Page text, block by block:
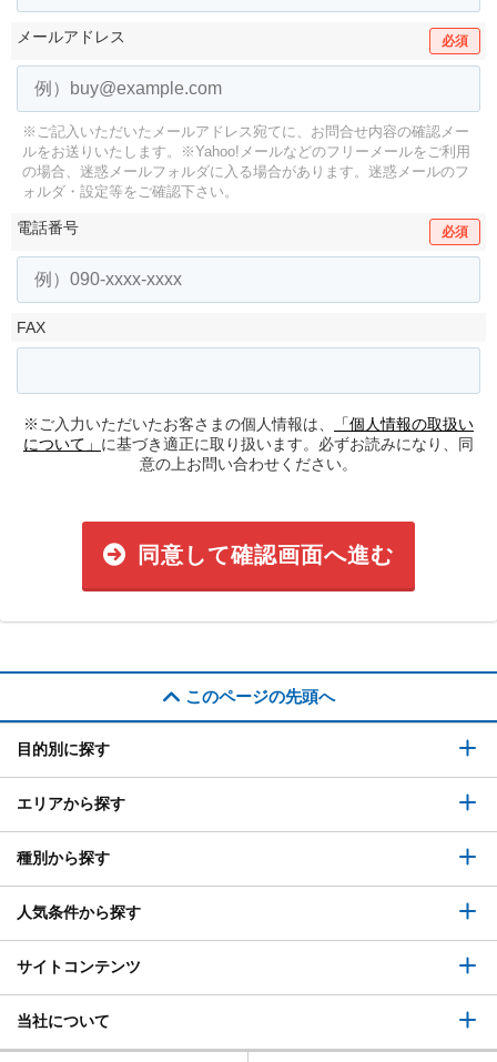
メールアドレス 必須
※ご記入いただいたメールアドレス宛てに、お問合せ内容の確認メー
ルをお送りいたします。
※Yahoo!メールなどのフリーメールをご利用
の場合、迷惑メールフォルダに入る場合があります。 迷惑メールのフ
ォルダ・設定等をご確認下さい。
電話番号 必須
FAX
※ご入力いただいたお客さまの個人情報は、
「個人情報の取扱い
について」 に基づき適正に取り扱います。必ずお読みになり、同
意の上お問い合わせください。
同意して確認画面へ進む
このページの先頭へ
目的別に探す
エリアから探す
種別から探す
人気条件から探す
サイトコンテンツ
当社について